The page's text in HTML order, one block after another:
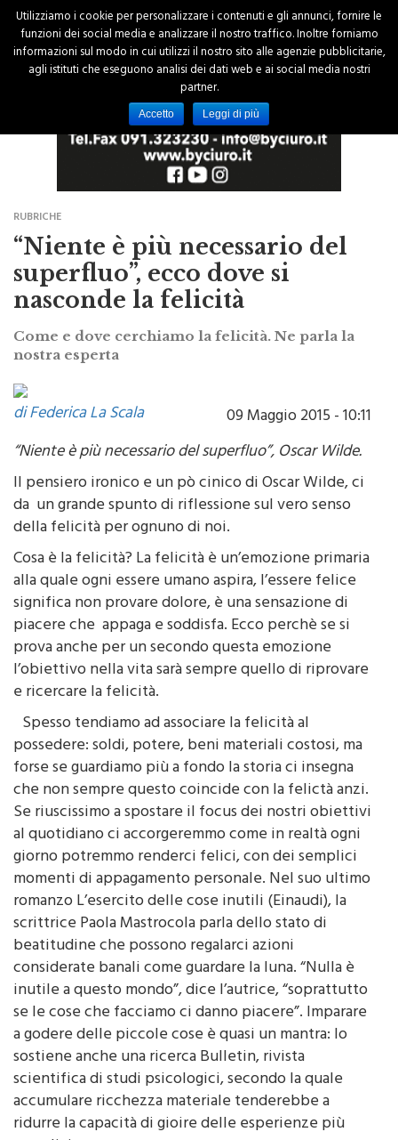
RUBRICHE
“Niente è più necessario del
superfluo”, ecco dove si
nasconde la felicità
Come e dove cerchiamo la felicità. Ne parla la
nostra esperta
di Federica La Scala
“Niente è più necessario del superfluo”, Oscar Wilde.
Il pensiero ironico e un pò cinico di Oscar Wilde, ci
da un grande spunto di riflessione sul vero senso
della felicità per ognuno di noi.
Cosa è la felicità? La felicità è un’emozione primaria
alla quale ogni essere umano aspira, l’essere felice
significa non provare dolore, è una sensazione di
piacere che appaga e soddisfa. Ecco perchè se si
prova anche per un secondo questa emozione
l’obiettivo nella vita sarà sempre quello di riprovare
e ricercare la felicità.
Spesso tendiamo ad associare la felicità al
possedere: soldi, potere, beni materiali costosi, ma
forse se guardiamo più a fondo la storia ci insegna
che non sempre questo coincide con la felictà anzi.
Se riuscissimo a spostare il focus dei nostri obiettivi
al quotidiano ci accorgeremmo come in realtà ogni
giorno potremmo renderci felici, con dei semplici
momenti di appagamento personale. Nel suo ultimo
romanzo L’esercito delle cose inutili (Einaudi), la
scrittrice Paola Mastrocola parla dello stato di
beatitudine che possono regalarci azioni
considerate banali come guardare la luna. “Nulla è
inutile a questo mondo”, dice l’autrice, “soprattutto
se le cose che facciamo ci danno piacere”. Imparare
a godere delle piccole cose è quasi un mantra: lo
sostiene anche una ricerca Bulletin, rivista
scientifica di studi psicologici, secondo la quale
accumulare ricchezza materiale tenderebbe a
ridurre la capacità di gioire delle esperienze più
semplici.
Utilizziamo i cookie per personalizzare i contenuti e gli annunci, fornire le
funzioni dei social media e analizzare il nostro traffico. Inoltre forniamo
informazioni sul modo in cui utilizzi il nostro sito alle agenzie pubblicitarie,
agli istituti che eseguono analisi dei dati web e ai social media nostri
partner.
Accetto Leggi di più